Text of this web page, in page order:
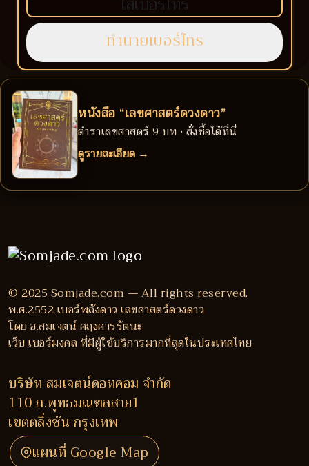
หนังสือ “เลขศาสตร์ดวงดาว”
ตำราเลขศาสตร์ 9 บท • สั่งซื้อได้ที่นี่
ดูรายละเอียด →
© 2025 Somjade.com — All rights reserved.
พ.ศ.2552 เบอร์พลังดาว เลขศาสตร์ดวงดาว
โดย อ.สมเจตน์ ศฤงคารรัตนะ
เว็บ เบอร์มงคล ที่มีผู้ใช้บริการมากที่สุดในประเทศไทย
บริษัท สมเจตน์ดอทคอม จำกัด
110 ถ.พุทธมณฑลสาย1
เขตตลิ่งชัน กรุงเทพ
แผนที่ Google Map